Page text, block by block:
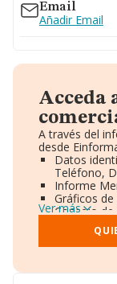
Email
Añadir Email
Acceda
A través del
desde
Datos
Teléfono,
Informe
Gráficos de
Consejo
Directivos
Accionistas.
Ver más